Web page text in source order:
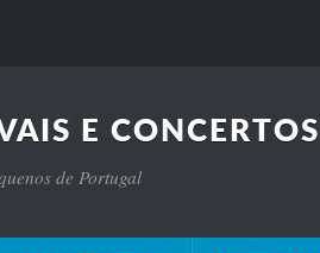
E CONCERTOS
de Portugal